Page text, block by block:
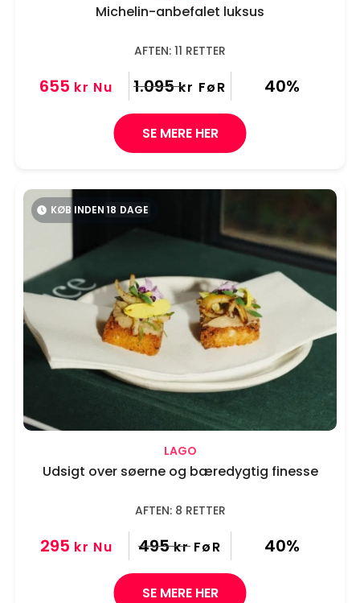
Michelin-anbefalet luksus
AFTEN: 11 RETTER
655 kr Nu 1.095 kr FøR 40%
SE MERE HER
LAGO
Udsigt over søerne og bæredygtig finesse
AFTEN: 8 RETTER
295 kr Nu 495 kr FøR 40%
SE MERE HER
KØB INDEN18 DAGE